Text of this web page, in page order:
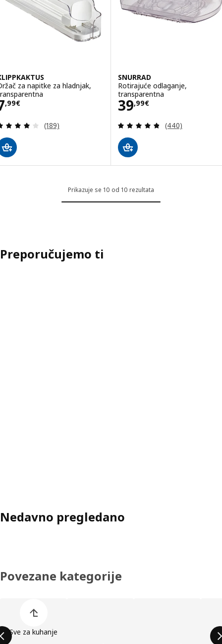
za napitke za hladnjak,
,99€ 7,99€
Revizija: 4.1 od 5 zvjezdica. Ukupno recenzija:
(189)
SNURRAD
Rotirajuće odlaganje,
transparentna
39,99€
Cijena 39,99€
Revizija: 4.8
(440)
Prikazuje se 10 od 10 rezultata
Preporučujemo ti
Nedavno pregledano
Povezane kategorije
Sve za kuhanje